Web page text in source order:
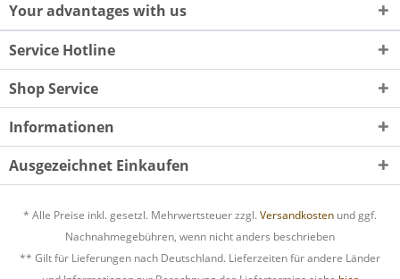
Your advantages with us
Service Hotline
Shop Service
Informationen
Ausgezeichnet Einkaufen
* Alle Preise inkl. gesetzl. Mehrwertsteuer zzgl. Versandkosten und ggf.
Nachnahmegebühren, wenn nicht anders beschrieben
** Gilt für Lieferungen nach Deutschland. Lieferzeiten für andere Länder